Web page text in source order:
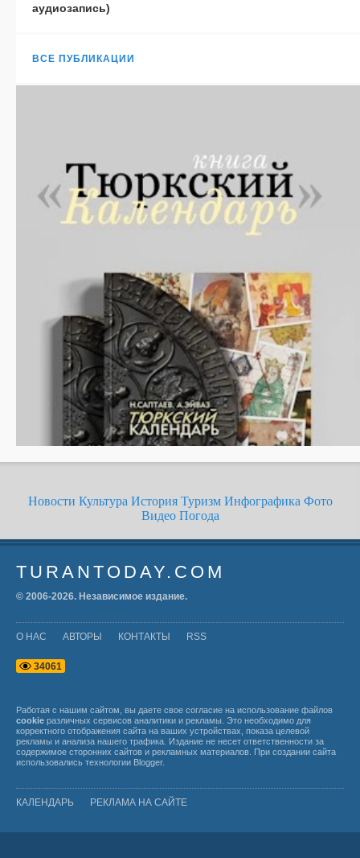
аудиозапись)
ВСЕ ПУБЛИКАЦИИ
Новости Культура История Туризм Инфографика Фото
Видео Погода
TURANTODAY.COM
© 2006-2026. Независимое издание.
О НАС АВТОРЫ КОНТАКТЫ RSS
34061
Работая с нашим сайтом, вы даете свое согласие на использование файлов
cookie различных сервисов аналитики и рекламы. Это необходимо для
корректного отображения сайта на ваших устройствах, показа целевой
рекламы и анализа нашего трафика. Издание не несет ответственности за
содержимое сторонних сайтов и рекламных материалов. При создании сайта
использовались технологии Blogger.
КАЛЕНДАРЬ РЕКЛАМА НА САЙТЕ